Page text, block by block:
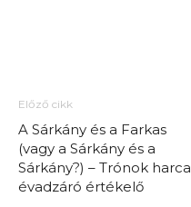
Előző cikk
A Sárkány és a Farkas
(vagy a Sárkány és a
Sárkány?) – Trónok harca
évadzáró értékelő